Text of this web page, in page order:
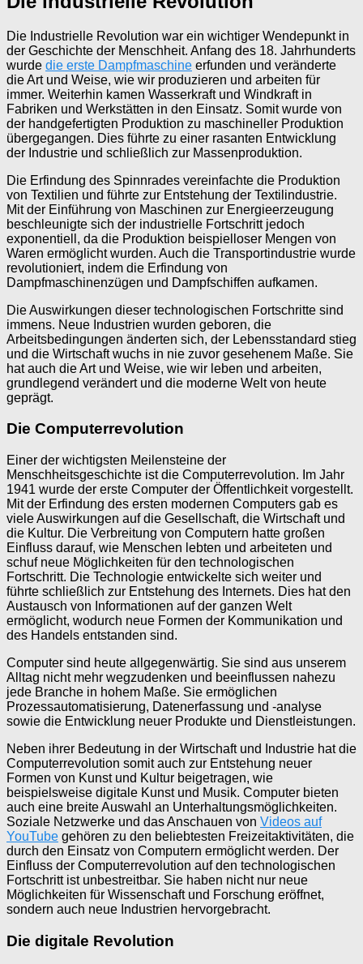
Die Industrielle Revolution war ein wichtiger Wendepunkt in
der Geschichte der Menschheit. Anfang des 18. Jahrhunderts
wurde die erste Dampfmaschine erfunden und veränderte
die Art und Weise, wie wir produzieren und arbeiten für
immer. Weiterhin kamen Wasserkraft und Windkraft in
Fabriken und Werkstätten in den Einsatz. Somit wurde von
der handgefertigten Produktion zu maschineller Produktion
übergegangen. Dies führte zu einer rasanten Entwicklung
der Industrie und schließlich zur Massenproduktion.
Die Erfindung des Spinnrades vereinfachte die Produktion
von Textilien und führte zur Entstehung der Textilindustrie.
Mit der Einführung von Maschinen zur Energieerzeugung
beschleunigte sich der industrielle Fortschritt jedoch
exponentiell, da die Produktion beispielloser Mengen von
Waren ermöglicht wurden. Auch die Transportindustrie wurde
revolutioniert, indem die Erfindung von
Dampfmaschinenzügen und Dampfschiffen aufkamen.
Die Auswirkungen dieser technologischen Fortschritte sind
immens. Neue Industrien wurden geboren, die
Arbeitsbedingungen änderten sich, der Lebensstandard stieg
und die Wirtschaft wuchs in nie zuvor gesehenem Maße. Sie
hat auch die Art und Weise, wie wir leben und arbeiten,
grundlegend verändert und die moderne Welt von heute
geprägt.
Die Computerrevolution
Einer der wichtigsten Meilensteine ​​der
Menschheitsgeschichte ist die Computerrevolution. Im Jahr
1941 wurde der erste Computer der Öffentlichkeit vorgestellt.
Mit der Erfindung des ersten modernen Computers gab es
viele Auswirkungen auf die Gesellschaft, die Wirtschaft und
die Kultur. Die Verbreitung von Computern hatte großen
Einfluss darauf, wie Menschen lebten und arbeiteten und
schuf neue Möglichkeiten für den technologischen
Fortschritt. Die Technologie entwickelte sich weiter und
führte schließlich zur Entstehung des Internets. Dies hat den
Austausch von Informationen auf der ganzen Welt
ermöglicht, wodurch neue Formen der Kommunikation und
des Handels entstanden sind.
Computer sind heute allgegenwärtig. Sie sind aus unserem
Alltag nicht mehr wegzudenken und beeinflussen nahezu
jede Branche in hohem Maße. Sie ermöglichen
Prozessautomatisierung, Datenerfassung und -analyse
sowie die Entwicklung neuer Produkte und Dienstleistungen.
Neben ihrer Bedeutung in der Wirtschaft und Industrie hat die
Computerrevolution somit auch zur Entstehung neuer
Formen von Kunst und Kultur beigetragen, wie
beispielsweise digitale Kunst und Musik. Computer bieten
auch eine breite Auswahl an Unterhaltungsmöglichkeiten.
Soziale Netzwerke und das Anschauen von Videos auf
YouTube gehören zu den beliebtesten Freizeitaktivitäten, die
durch den Einsatz von Computern ermöglicht werden. Der
Einfluss der Computerrevolution auf den technologischen
Fortschritt ist unbestreitbar. Sie haben nicht nur neue
Möglichkeiten für Wissenschaft und Forschung eröffnet,
sondern auch neue Industrien hervorgebracht.
Die digitale Revolution